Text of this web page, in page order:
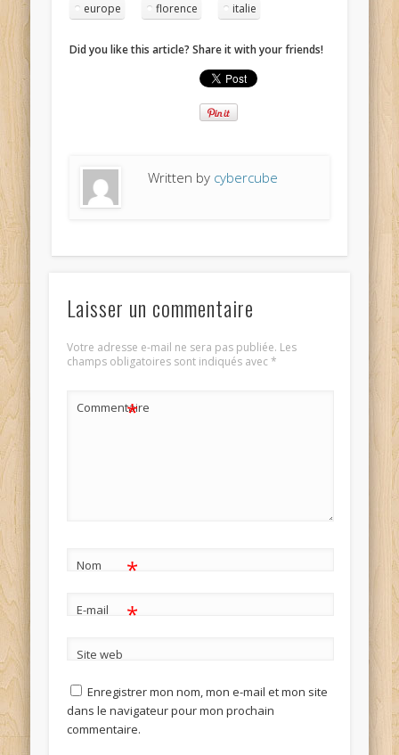
europe florence italie
Did you like this article? Share it with your friends!
Written by cybercube
Laisser un commentaire
Votre adresse e-mail ne sera pas publiée. Les
champs obligatoires sont indiqués avec*
Commentaire
*
Nom *
E-mail *
Site web
Enregistrer mon nom, mon e-mail et mon site
dans le navigateur pour mon prochain
commentaire.